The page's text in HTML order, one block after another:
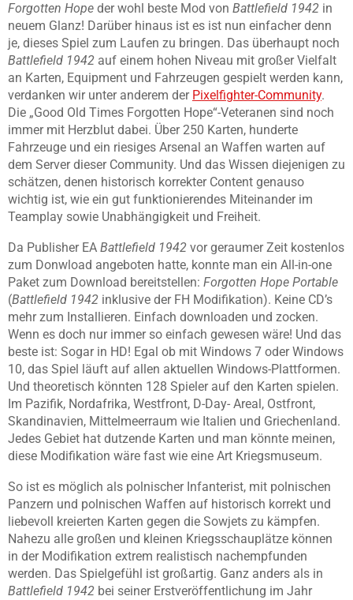
Forgotten Hope der wohl beste Mod von Battlefield 1942 in
neuem Glanz! Darüber hinaus ist es ist nun einfacher denn
je, dieses Spiel zum Laufen zu bringen. Das überhaupt noch
Battlefield 1942 auf einem hohen Niveau mit großer Vielfalt
an Karten, Equipment und Fahrzeugen gespielt werden kann,
verdanken wir unter anderem der Pixelfighter-Community.
Die „Good Old Times Forgotten Hope“-Veteranen sind noch
immer mit Herzblut dabei. Über 250 Karten, hunderte
Fahrzeuge und ein riesiges Arsenal an Waffen warten auf
dem Server dieser Community. Und das Wissen diejenigen zu
schätzen, denen historisch korrekter Content genauso
wichtig ist, wie ein gut funktionierendes Miteinander im
Teamplay sowie Unabhängigkeit und Freiheit.
Da Publisher EA Battlefield 1942 vor geraumer Zeit kostenlos
zum Donwload angeboten hatte, konnte man ein All-in-one
Paket zum Download bereitstellen: Forgotten Hope Portable
(Battlefield 1942 inklusive der FH Modifikation). Keine CD’s
mehr zum Installieren. Einfach downloaden und zocken.
Wenn es doch nur immer so einfach gewesen wäre! Und das
beste ist: Sogar in HD! Egal ob mit Windows 7 oder Windows
10, das Spiel läuft auf allen aktuellen Windows-Plattformen.
Und theoretisch könnten 128 Spieler auf den Karten spielen.
Im Pazifik, Nordafrika, Westfront, D-Day- Areal, Ostfront,
Skandinavien, Mittelmeerraum wie Italien und Griechenland.
Jedes Gebiet hat dutzende Karten und man könnte meinen,
diese Modifikation wäre fast wie eine Art Kriegsmuseum.
So ist es möglich als polnischer Infanterist, mit polnischen
Panzern und polnischen Waffen auf historisch korrekt und
liebevoll kreierten Karten gegen die Sowjets zu kämpfen.
Nahezu alle großen und kleinen Kriegsschauplätze können
in der Modifikation extrem realistisch nachempfunden
werden. Das Spielgefühl ist großartig. Ganz anders als in
Battlefield 1942 bei seiner Erstveröffentlichung im Jahr